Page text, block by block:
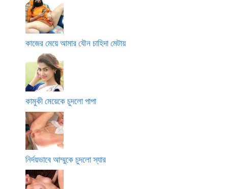
কাজের মেয়ে আমার যৌন চাহিদা মেটায়
কামুকী মেয়েকে চুদলো পাপা
নির্দয়ভাবে আম্মুকে চুদলো স্যার